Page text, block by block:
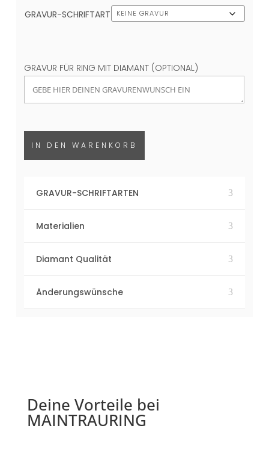
GRAVUR-SCHRIFTART
GRAVUR FÜR RING MIT DIAMANT (OPTIONAL)
IN DEN WARENKORB
GRAVUR-SCHRIFTARTEN
Materialien
Diamant Qualität
Änderungswünsche
Deine Vorteile bei
MAINTRAURING